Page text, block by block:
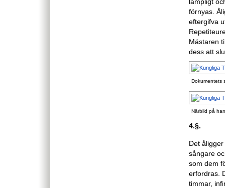
lämpligt
förnyas.
eftergifva
Mästaren
dess att
Dokumentets
Närbild på
4.§.
Det
sångare
som dem
erfordras.
timmar,